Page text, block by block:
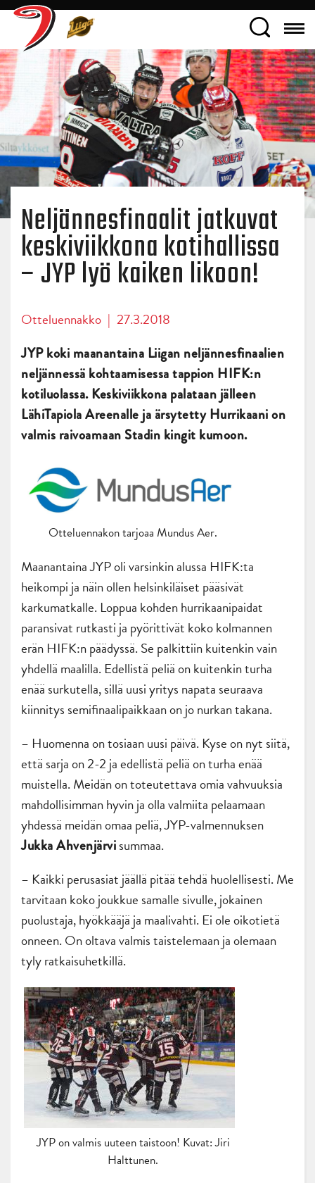
Neljännesfinaalit jatkuvat
keskiviikkona kotihallissa
– JYP lyö kaiken likoon!
Otteluennakko | 27.3.2018
JYP koki maanantaina Liigan neljännesfinaalien
neljännessä kohtaamisessa tappion HIFK:n
kotiluolassa. Keskiviikkona palataan jälleen
LähiTapiola Areenalle ja ärsytetty Hurrikaani on
valmis raivoamaan Stadin kingit kumoon.
Otteluennakon tarjoaa Mundus Aer.
Maanantaina JYP oli varsinkin alussa HIFK:ta
heikompi ja näin ollen helsinkiläiset pääsivät
karkumatkalle. Loppua kohden hurrikaanipaidat
paransivat rutkasti ja pyörittivät koko kolmannen
erän HIFK:n päädyssä. Se palkittiin kuitenkin vain
yhdellä maalilla. Edellistä peliä on kuitenkin turha
enää surkutella, sillä uusi yritys napata seuraava
kiinnitys semifinaalipaikkaan on jo nurkan takana.
– Huomenna on tosiaan uusi päivä. Kyse on nyt siitä,
että sarja on 2-2 ja edellistä peliä on turha enää
muistella. Meidän on toteutettava omia vahvuuksia
mahdollisimman hyvin ja olla valmiita pelaamaan
yhdessä meidän omaa peliä, JYP-valmennuksen
Jukka Ahvenjärvisummaa.
– Kaikki perusasiat jäällä pitää tehdä huolellisesti. Me
tarvitaan koko joukkue samalle sivulle, jokainen
puolustaja, hyökkääjä ja maalivahti. Ei ole oikotietä
onneen. On oltava valmis taistelemaan ja olemaan
tyly ratkaisuhetkillä.
JYP on valmis uuteen taistoon! Kuvat: Jiri
Halttunen.